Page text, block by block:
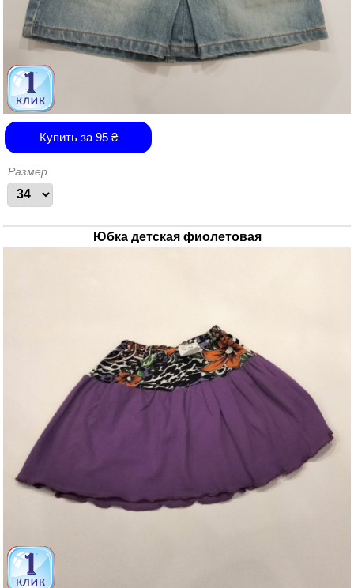
Купить за 95₴
Размер
Юбка детская фиолетовая